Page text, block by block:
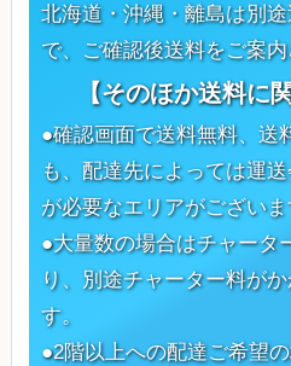
北海道・沖縄・離島は別
で、ご確認後送料をご案
【そのほか送料に
●確認画面で送料無料、送
も、配達先によっては運
が必要なエリアがございま
●大量数の場合はチャータ
り、別途チャーター料が
す。
●2階以上への配達ご希望